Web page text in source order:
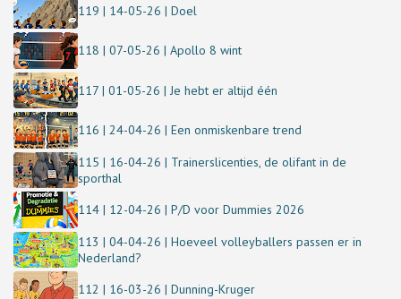
119 | 14-05-26 | Doel
118 | 07-05-26 | Apollo 8 wint
117 | 01-05-26 | Je hebt er altijd één
116 | 24-04-26 | Een onmiskenbare trend
115 | 16-04-26 | Trainerslicenties, de olifant in de
sporthal
114 | 12-04-26 | P/D voor Dummies 2026
113 | 04-04-26 | Hoeveel volleyballers passen er in
Nederland?
112 | 16-03-26 | Dunning-Kruger